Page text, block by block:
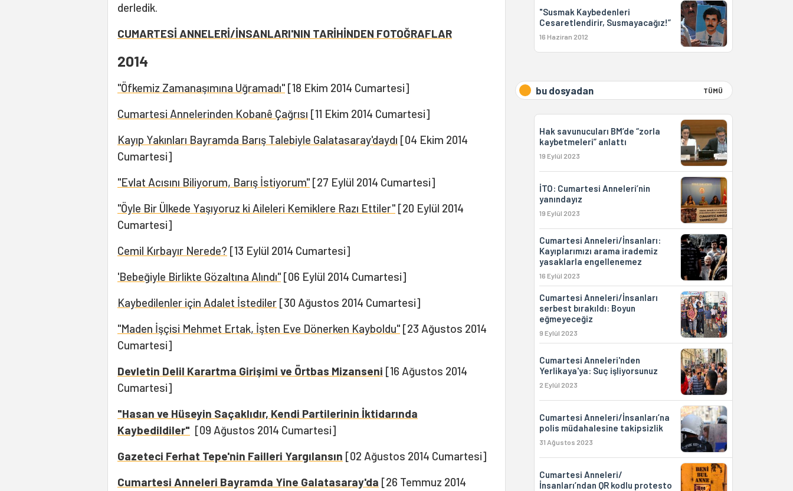
derledik.
CUMARTESİ ANNELERİ/İNSANLARI'NIN TARİHİNDEN FOTOĞRAFLAR
2014
"Öfkemiz Zamanaşımına Uğramadı" [18 Ekim 2014 Cumartesi]
Cumartesi Annelerinden Kobanê Çağrısı [11 Ekim 2014 Cumartesi]
Kayıp Yakınları Bayramda Barış Talebiyle Galatasaray'daydı [04 Ekim 2014
Cumartesi]
"Evlat Acısını Biliyorum, Barış İstiyorum" [27 Eylül 2014 Cumartesi]
"Öyle Bir Ülkede Yaşıyoruz ki Aileleri Kemiklere Razı Ettiler" [20 Eylül 2014
Cumartesi]
Cemil Kırbayır Nerede? [13 Eylül 2014 Cumartesi]
'Bebeğiyle Birlikte Gözaltına Alındı'' [06 Eylül 2014 Cumartesi]
Kaybedilenler için Adalet İstediler [30 Ağustos 2014 Cumartesi]
"Maden İşçisi Mehmet Ertak, İşten Eve Dönerken Kayboldu" [23 Ağustos 2014
Cumartesi]
Devletin Delil Karartma Girişimi ve Örtbas Mizanseni [16 Ağustos 2014
Cumartesi]
"Hasan ve Hüseyin Saçaklıdır, Kendi Partilerinin İktidarında
Kaybedildiler" [09 Ağustos 2014 Cumartesi]
Gazeteci Ferhat Tepe'nin Failleri Yargılansın [02 Ağustos 2014 Cumartesi]
Cumartesi Anneleri Bayramda Yine Galatasaray'da [26 Temmuz 2014
"Susmak Kaybedenleri
Cesaretlendirir, Susmayacağız!”
16 Haziran 2012
bu dosyadan TÜMÜ
Hak savunucuları BM’de “zorla
kaybetmeleri” anlattı
19 Eylül 2023
İTO: Cumartesi Anneleri’nin
yanındayız
19 Eylül 2023
Cumartesi Anneleri/İnsanları:
Kayıplarımızı arama irademiz
yasaklarla engellenemez
16 Eylül 2023
Cumartesi Anneleri/İnsanları
serbest bırakıldı: Boyun
eğmeyeceğiz
9 Eylül 2023
Cumartesi Anneleri'nden
Yerlikaya'ya: Suç işliyorsunuz
2 Eylül 2023
Cumartesi Anneleri/İnsanları’na
polis müdahalesine takipsizlik
31 Ağustos 2023
Cumartesi Anneleri/
İnsanları’ndan QR kodlu protesto